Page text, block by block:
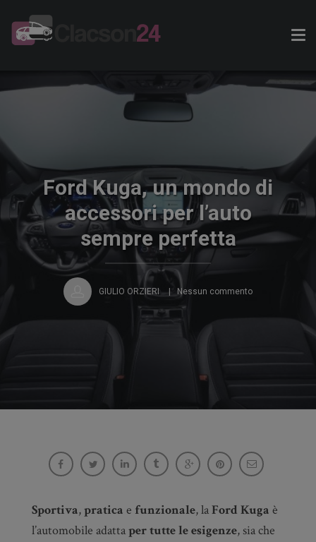
Ford Kuga, un mondo di
accessori per l’auto
sempre perfetta
GIULIO ORZIERI Nessun commento
Ford Kuga, un mondo di accessori per l’auto
sempre perfetta
Sportiva,pratica e funzionale, laFord Kuga è
l’automobile adattaper tutte le esigenze, sia che